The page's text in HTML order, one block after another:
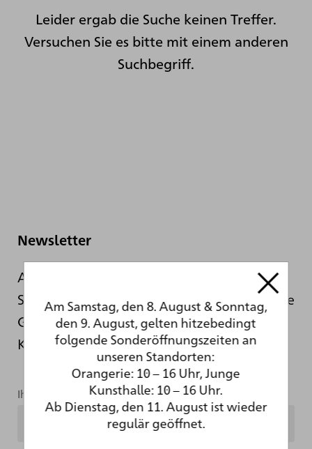
Leider ergab die Suche keinen Treffer.
Versuchen Sie es bitte mit einem anderen
Suchbegriff.
Newsletter
Auch während der sanierungsbedingten
Schließung informieren wir Sie hier über die
Geschehnisse hinter den Kulissen der
Kunsthalle.
Ihre Mailadresse
Am Samstag, den 8. August & Sonntag,
den 9. August, gelten hitzebedingt
folgende Sonderöffnungszeiten an
unseren Standorten:
Orangerie: 10 – 16 Uhr, Junge
Kunsthalle: 10 – 16 Uhr.
Ab Dienstag, den 11. August ist wieder
regulär geöffnet.